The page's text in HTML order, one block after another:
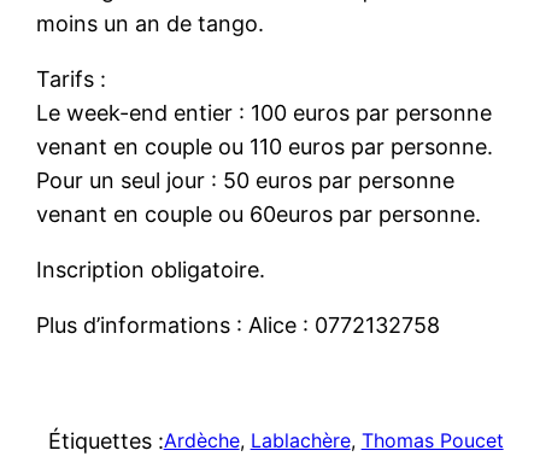
moins un an de tango.
Tarifs :
Le week-end entier : 100 euros par personne
venant en couple ou 110 euros par personne.
Pour un seul jour : 50 euros par personne
venant en couple ou 60euros par personne.
Inscription obligatoire.
Plus d’informations : Alice : 0772132758
Étiquettes :Ardèche, Lablachère, Thomas Poucet